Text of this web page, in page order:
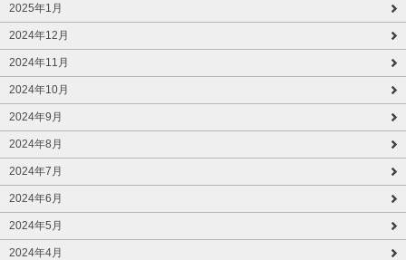
2025年1月
2024年12月
2024年11月
2024年10月
2024年9月
2024年8月
2024年7月
2024年6月
2024年5月
2024年4月